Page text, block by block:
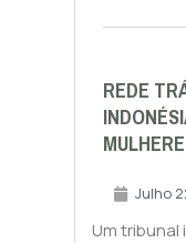
REDE
Julho
Um